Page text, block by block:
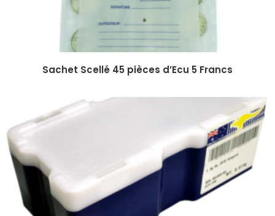
Sachet Scellé 45 pièces d’Ecu 5 Francs